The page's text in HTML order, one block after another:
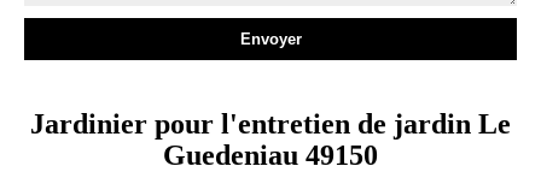
Jardinier pour l'entretien de jardin Le
Guedeniau 49150